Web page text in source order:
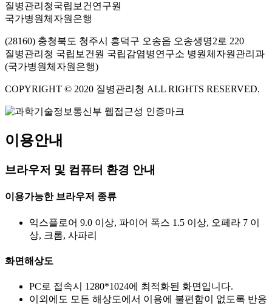
질병관리청국립보건연구원
국가병원체자원은행
(28160) 충청북도 청주시 흥덕구 오송읍 오송생명2로 220
질병관리청 국립보건원 국립감염병연구소 병원체자원관리과
(국가병원체자원은행)
COPYRIGHT © 2020 질병관리청 ALL RIGHTS RESERVED.
이용안내
브라우저 및 컴퓨터 환경 안내
이용가능한 브라우저 종류
익스플로어 9.0 이상, 파이어 폭스 1.5 이상, 오페라 7 이
상, 크롬, 사파리
화면해상도
PC로 접속시 1280*1024에 최적화된 화면입니다.
이외에도 모든 해상도에서 이용에 불편함이 없도록 반응